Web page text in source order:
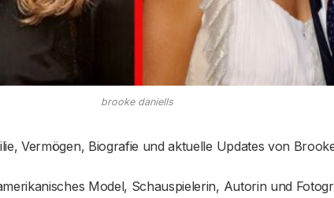
brooke daniells
Vermögen, Biografie und aktuelle Updates von
Model, Schauspielerin, Autorin und